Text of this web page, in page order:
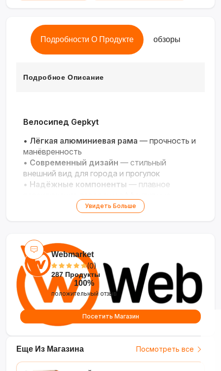
Подробности О Продукте обзоры
Подробное Описание
Велосипед Gepkyt
• Лёгкая алюминиевая рама — прочность и
манёвренность
• Современный дизайн — стильный
внешний вид для города и прогулок
• Надёжные компоненты — плавное
•Комфортная посадка
руль и седло под ваш рост
Увидеть Больше
Еще Из Магазина Посмотреть все
Webmarket
(0)
287 Продукты
100%
положительный отзыв
Посетить Магазин